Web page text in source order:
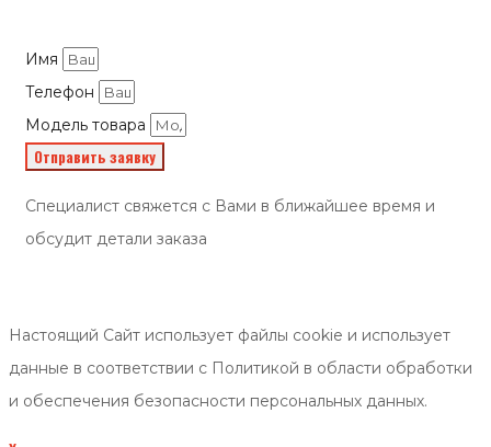
Имя
Телефон
Модель товара
Отправить заявку
Специалист свяжется с Вами в ближайшее время и
обсудит детали заказа
Настоящий Сайт использует файлы cookie и использует
данные в соответствии с Политикой в области обработки
и обеспечения безопасности персональных данных.